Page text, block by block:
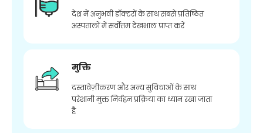
देश में अनुभवी डॉक्टरों के साथ सबसे प्रतिष्ठित
अस्पतालों में सर्वोत्तम देखभाल प्राप्त करें
मुक्ति
दस्तावेज़ीकरण और अन्य सुविधाओं के साथ
परेशानी मुक्त निर्वहन प्रक्रिया का ध्यान रखा जाता
है